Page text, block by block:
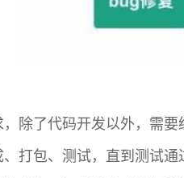
除了代码开发以外，需
打包、测试，直到测试